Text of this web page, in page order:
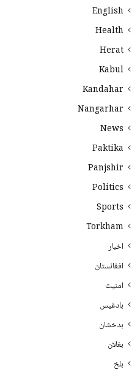
English
Health
Herat
Kabul
Kandahar
Nangarhar
News
Paktika
Panjshir
Politics
Sports
Torkham
اخبار
افغانستان
امنیت
بادغیس
بدخشان
بغلان
بلخ